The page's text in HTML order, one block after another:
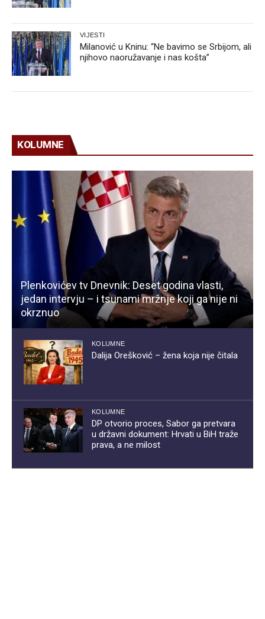
VIJESTI
Milanović u Kninu: “Ne bavimo se Srbijom, ali
njihovo naoružavanje i nas košta”
KOLUMNE
Plenkovićev tv Dnevnik: Deset godina vlasti,
jedan intervju – i tsunami mržnje koji ga nije ni
okrznuo
KOLUMNE
Dalija Orešković – žena koja nije čitala
KOLUMNE
DP otvorio proces, Sabor ga pretvara
u državni dokument: Hrvati u BiH traže
prava, a ne milost